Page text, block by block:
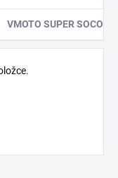
VMOTO SUPER SOCO